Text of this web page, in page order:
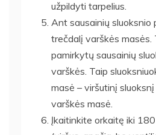
užpildyti tarpelius.
Ant sausainių sluoksnio
trečdalį varškės
pamirkytų sausainių
varškės. Taip
masė – viršutinį
varškės masė.
Įkaitinkite orkaitę iki